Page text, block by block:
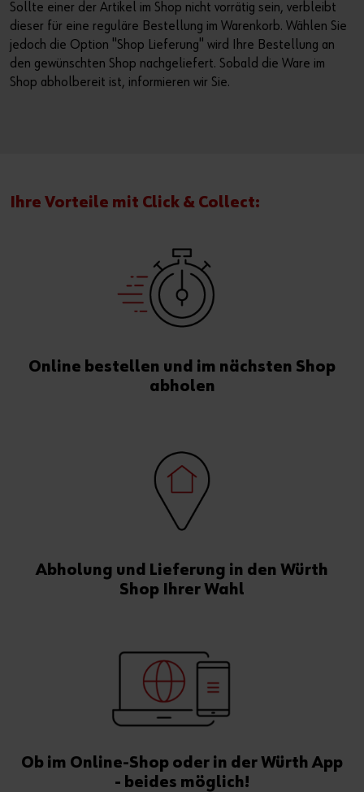
Sollte einer der Artikel im Shop nicht vorrätig sein, verbleibt
dieser für eine reguläre Bestellung im Warenkorb. Wählen Sie
jedoch die Option "Shop Lieferung" wird Ihre Bestellung an
den gewünschten Shop nachgeliefert. Sobald die Ware im
Shop abholbereit ist, informieren wir Sie.
Ihre Vorteile mit Click & Collect:
Online bestellen und im nächsten Shop
abholen
Abholung und Lieferung in den Würth
Shop Ihrer Wahl
Ob im Online-Shop oder in der Würth App
- beides möglich!